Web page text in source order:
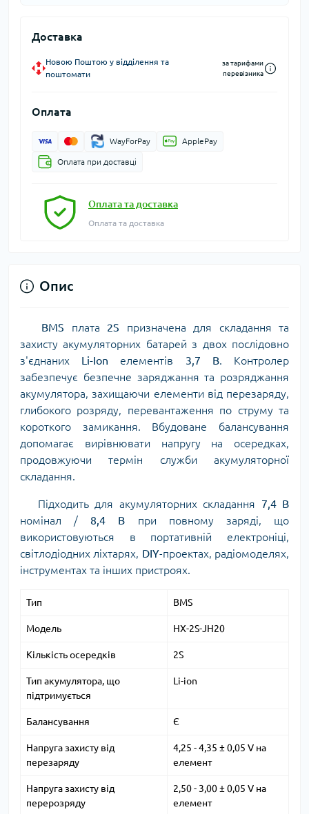
Доставка
Новою Поштою у відділення та
поштомати
за тарифами
перевізника
Оплата
WayForPay ApplePay
Оплата при доставці
Оплата та доставка
Оплата та доставка
Опис
BMS плата 2S призначена для складання та
захисту акумуляторних батарей з двох послідовно
з'єднаних Li-Ion елементів 3,7 В. Контролер
забезпечує безпечне заряджання та розряджання
акумулятора, захищаючи елементи від перезаряду,
глибокого розряду, перевантаження по струму та
короткого замикання. Вбудоване балансування
допомагає вирівнювати напругу на осередках,
продовжуючи термін служби акумуляторної
складання.
Підходить для акумуляторних складання 7,4 В
номінал / 8,4 В при повному заряді, що
використовуються в портативній електроніці,
світлодіодних ліхтарях, DIY-проектах, радіомоделях,
інструментах та інших пристроях.
Тип BMS
Модель HX-2S-JH20
Кількість осередків 2S
Тип акумулятора, що
підтримується
Li-ion
Балансування Є
Напруга захисту від
перезаряду
4,25 - 4,35 ± 0,05 V на
елемент
Напруга захисту від
перерозряду
2,50 - 3,00 ± 0,05 V на
елемент